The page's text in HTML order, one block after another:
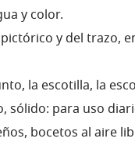
y color.
y del trazo,
la escotilla, la
sólido: para uso
bocetos al aire